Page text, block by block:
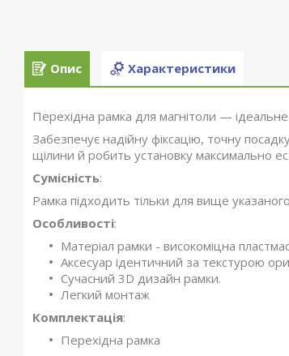
Опис Характеристики
Перехідна рамка для магнітоли —
Забезпечує надійну фіксацію, точну
щілини й робить установку максимально
Сумісність:
Рамка підходить тільки для вище
Особливості:
Матеріал рамки - високоміцна
Аксесуар ідентичний за текстурою
Сучасний 3D дизайн рамки.
Легкий монтаж
Комплектація:
Перехідна рамка